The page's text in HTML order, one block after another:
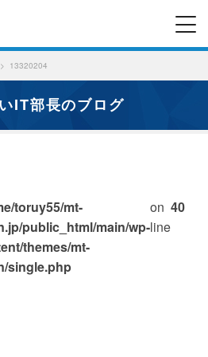
13320204
いIT部長のブログ
toruy55/mt-
public_html/main/wp-
themes/mt-
single.php
on
line
40